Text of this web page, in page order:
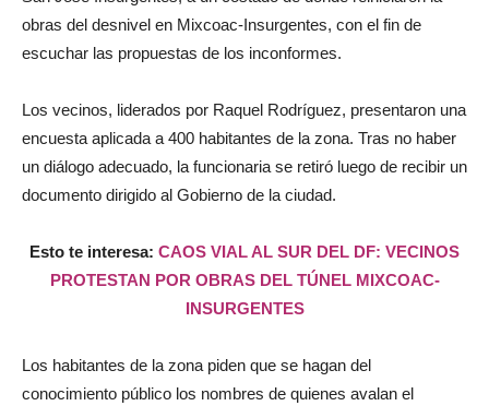
obras del desnivel en Mixcoac-Insurgentes, con el fin de
escuchar las propuestas de los inconformes.
Los vecinos, liderados por Raquel Rodríguez, presentaron una
encuesta aplicada a 400 habitantes de la zona. Tras no haber
un diálogo adecuado, la funcionaria se retiró luego de recibir un
documento dirigido al Gobierno de la ciudad.
Esto te interesa: CAOS VIAL AL SUR DEL DF: VECINOS
PROTESTAN POR OBRAS DEL TÚNEL MIXCOAC-
INSURGENTES
Los habitantes de la zona piden que se hagan del
conocimiento público los nombres de quienes avalan el